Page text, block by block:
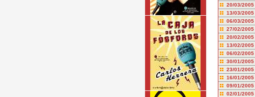
20/03/2005
13/03/2005
06/03/2005
27/02/2005
20/02/2005
13/02/2005
06/02/2005
30/01/2005
23/01/2005
16/01/2005
09/01/2005
02/01/2005